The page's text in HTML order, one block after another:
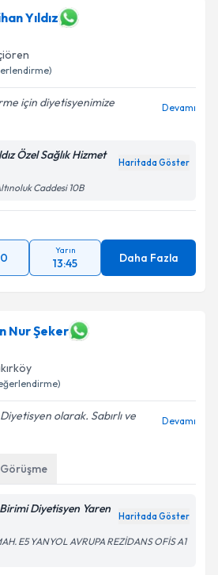
Yıldız
için diyetisyenimize
Devamı
Özel Sağlık Hizmet
Haritada Göster
Caddesi 10B
Yarın
13:45 Daha Fazla
Nur Şeker
olarak. Sabırlı ve
Devamı
Diyetisyen Yaren
Haritada Göster
E5 YANYOL AVRUPA REZİDANS OFİS A1